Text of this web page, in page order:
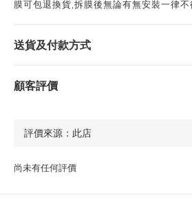
膜可包退換貨,拆膜後無論有無安裝一律
送貨及付款方式
顧客評價
尚未有任何評價